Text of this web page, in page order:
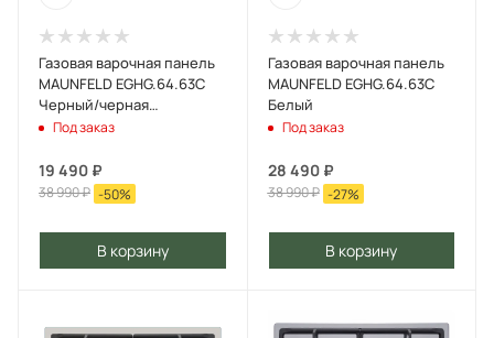
Газовая варочная панель
MAUNFELD EGHG.64.63C
Черный/черная
фурнитура
Под заказ
19 490 ₽
38 990₽ -50%
В корзину
Газовая варочная панель
MAUNFELD EGHG.64.63C
Белый
Под заказ
28 490₽
38 990₽ -27%
В корзину